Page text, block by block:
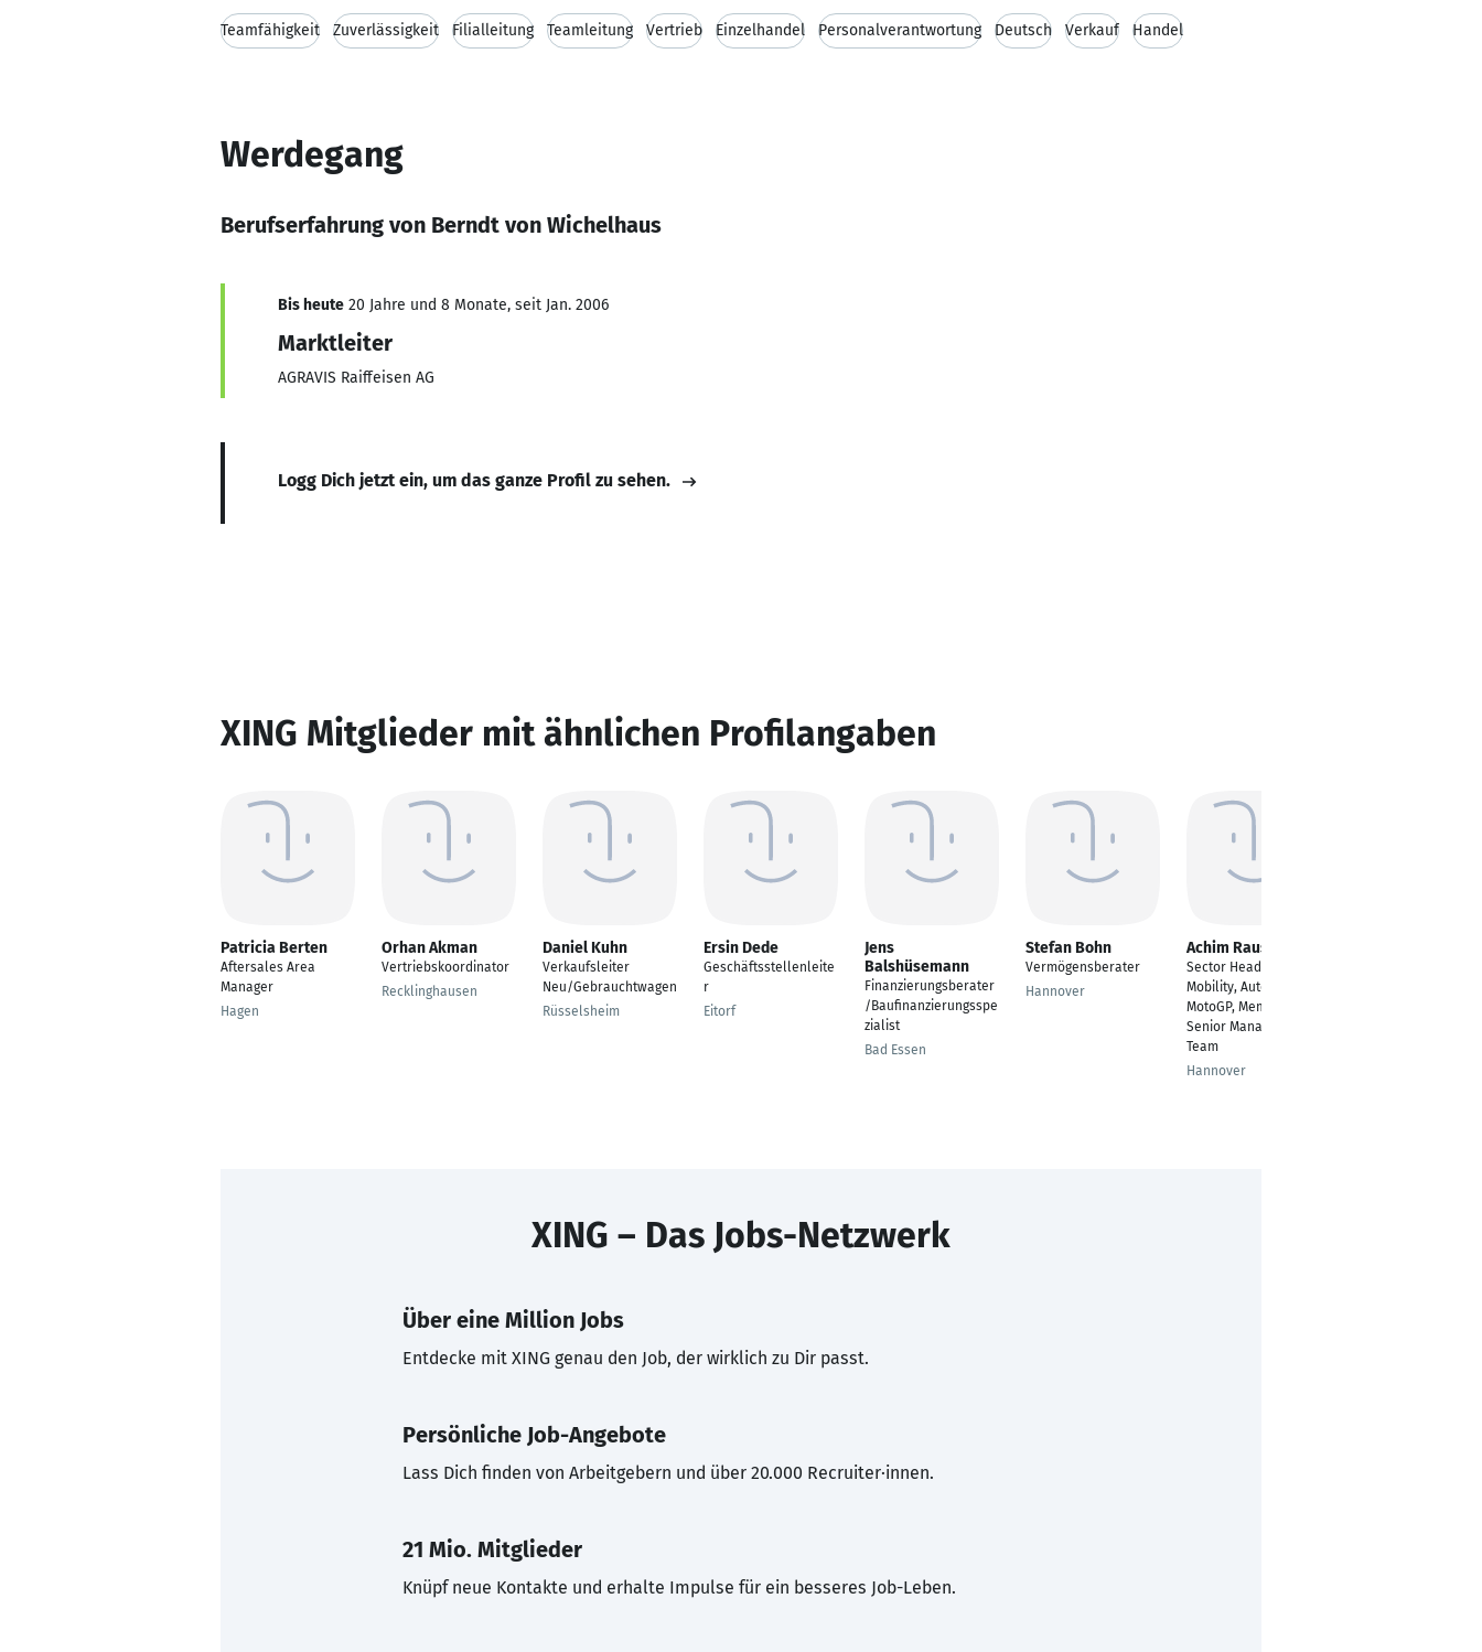
Teamfähigkeit Zuverlässigkeit Filialleitung Teamleitung Vertrieb Einzelhandel Personalverantwortung Deutsch Verkauf Handel
Werdegang
Berufserfahrung von Berndt von Wichelhaus
Bis heute 20 Jahre und 8 Monate, seit Jan. 2006
Marktleiter
AGRAVIS Raiffeisen AG
Logg Dich jetzt ein, um das ganze Profil zu sehen.
XING Mitglieder mit ähnlichen Profilangaben
Patricia Berten
Aftersales Area
Manager
Hagen
Orhan Akman
Vertriebskoordinator
Recklinghausen
Daniel Kuhn
Verkaufsleiter
Neu/Gebrauchtwagen
Rüsselsheim
Ersin Dede
Geschäftsstellenleite
r
Eitorf
Jens
Balshüsemann
Finanzierungsberater
/Baufinanzierungsspe
zialist
Bad Essen
Stefan Bohn
Vermögensberater
Hannover
Achim Rauser
Sector Head Auto-
Mobility, Automotive +
MotoGP, Member of
Senior Management
Team
Hannover
XING – Das Jobs-Netzwerk
Über eine Million Jobs
Entdecke mit XING genau den Job, der wirklich zu Dir passt.
Persönliche Job-Angebote
Lass Dich finden von Arbeitgebern und über 20.000 Recruiter·innen.
21 Mio. Mitglieder
Knüpf neue Kontakte und erhalte Impulse für ein besseres Job-Leben.